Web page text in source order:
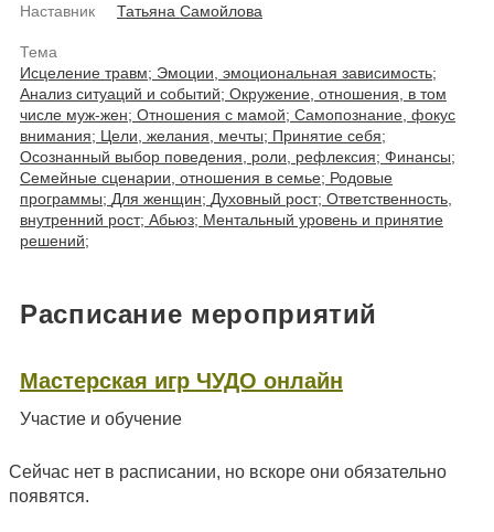
Наставник Татьяна Самойлова
Тема
Исцеление травм; Эмоции, эмоциональная зависимость;
Анализ ситуаций и событий; Окружение, отношения, в том
числе муж-жен; Отношения с мамой; Самопознание, фокус
внимания; Цели, желания, мечты; Принятие себя;
Осознанный выбор поведения, роли, рефлексия; Финансы;
Семейные сценарии, отношения в семье; Родовые
программы; Для женщин; Духовный рост; Ответственность,
внутренний рост; Абьюз; Ментальный уровень и принятие
решений;
Расписание мероприятий
Мастерская игр ЧУДО онлайн
Участие и обучение
Сейчас нет в расписании, но вскоре они обязательно
появятся.